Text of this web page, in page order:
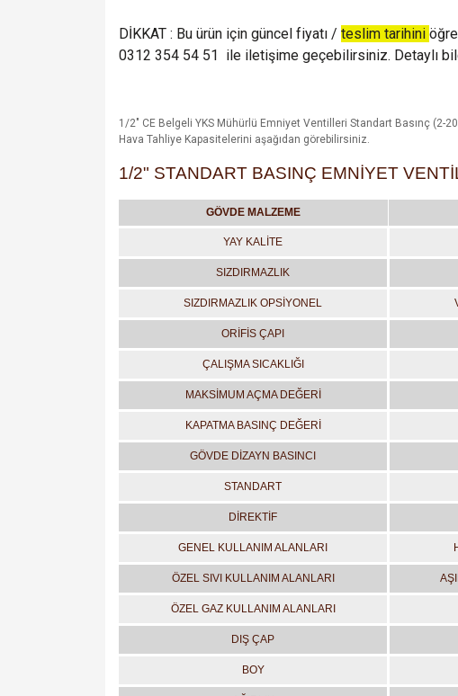
DİKKAT : Bu ürün için güncel fiyatı / teslim tarihini
0312 354 54 51 ile iletişime geçebilirsiniz. Detaylı
1/2" CE Belgeli YKS Mühürlü Emniyet Ventilleri Standart Basınç (2-20
Hava Tahliye Kapasitelerini aşağıdan görebilirsiniz.
1/2" STANDART BASINÇ EMNİYET
GÖVDE MALZEME
YAY KALİTE
SIZDIRMAZLIK
SIZDIRMAZLIK OPSİYONEL
ORİFİS ÇAPI
ÇALIŞMA SICAKLIĞI
MAKSİMUM AÇMA DEĞERİ
KAPATMA BASINÇ DEĞERİ
GÖVDE DİZAYN BASINCI
STANDART
DİREKTİF
GENEL KULLANIM ALANLARI
ÖZEL SIVI KULLANIM ALANLARI
ÖZEL GAZ KULLANIM ALANLARI
DIŞ ÇAP
BOY